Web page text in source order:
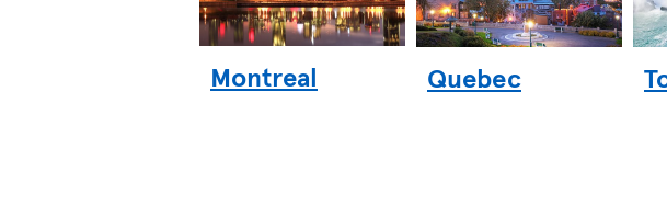
Montreal Quebec